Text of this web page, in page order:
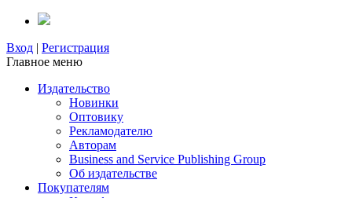
Вход | Регистрация
Главное меню
Издательство
Новинки
Оптовику
Рекламодателю
Авторам
Business and Service Publishing Group
Об издательстве
Покупателям